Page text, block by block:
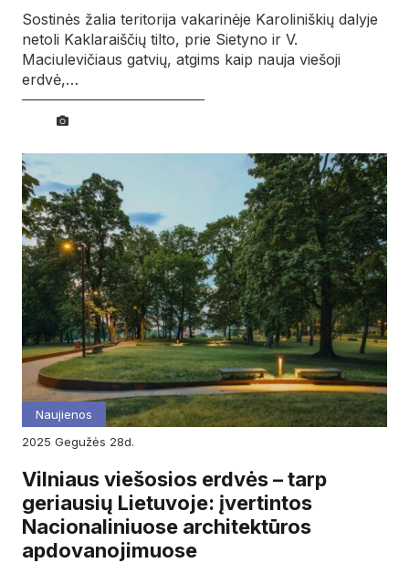
Sostinės žalia teritorija vakarinėje Karoliniškių dalyje
netoli Kaklaraiščių tilto, prie Sietyno ir V.
Maciulevičiaus gatvių, atgims kaip nauja viešoji
erdvė,…
Naujienos
2025
gegužės 28d.
Vilniaus viešosios erdvės – tarp
geriausių Lietuvoje: įvertintos
Nacionaliniuose architektūros
apdovanojimuose